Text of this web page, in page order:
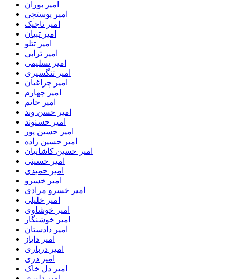
امیر بوران
امیر پوستچی
امیر تاجیک
امیر تبیان
امیر تتلو
امیر ترابی
امیر تسلیمی
امیر تنگسیری
امیر چراغیان
امیر چهارم
امیر حاتم
امیر حسن وند
امیر حسنوند
امیر حسین پور
امیر حسین زاده
امیر حسین کاشانیان
امیر حسینی
امیر حمیدی
امیر خسرو
امیر خسرو مرادی
امیر خلیلی
امیر خوشاوی
امیر خوشنگار
امیر دادستان
امیر دایاز
امیر درباری
امیر دری
امیر دل خاک